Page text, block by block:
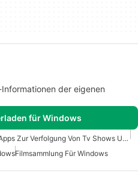
der eigenen
für Windows
Apps Zur Verfolgung Von Tv Shows Und Filmen
Filmsammlung Für Windows